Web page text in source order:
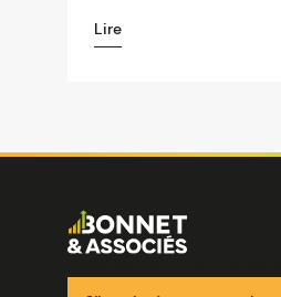
Lire
Image